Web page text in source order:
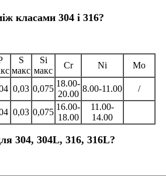
класами 304 і 316?
S
макс
Si
макс
Cr Ni Mo
0,03 0,075
18.00-
20.00
8.00-11.00 /
0,03 0,075
16.00-
18.00
11.00-
14.00
304, 304L, 316, 316L?